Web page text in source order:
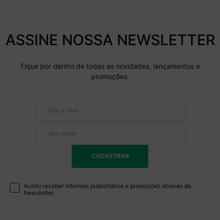
ASSINE NOSSA NEWSLETTER
Fique por dentro de todas as novidades, lançamentos e
promoções.
CADASTRAR
Aceito receber informes publicitários e promoções através da
Newsletter.